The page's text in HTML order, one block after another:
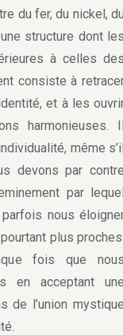
du fer, du nickel,
structure dont
à celles
consiste à
et à les
harmonieuses.
même
devons par
par
nous
plus
fois que
en acceptant
de l’union